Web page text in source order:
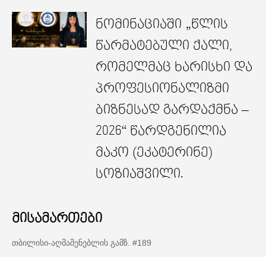
ნომინაციაში „წლის
წარმატებული ქალი,
რომელმაც ხარისხი და
პროფესიონალიზმი
ბიზნესად გარდაქმნა –
2026“ წარდგენილია
მაკო (ეკატერინე)
სოზიაშვილი.
მისამართები
თბილისი-აღმაშენებლის გამზ. #189